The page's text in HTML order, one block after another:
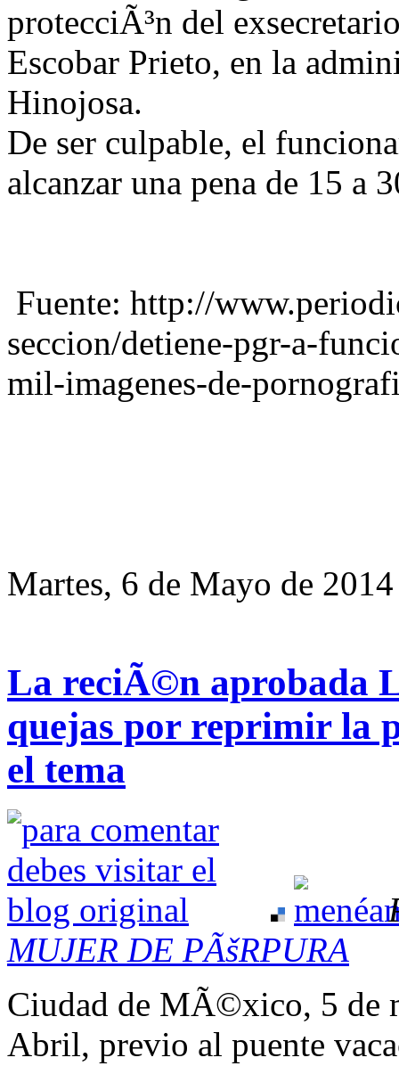
protecciÃ³n del
Escobar Prieto, en la
Hinojosa.
De ser culpable, el
alcanzar una pena de 15 a
Fuente: http://
seccion/detiene-pgr-a-
mil-imagenes-de-
Martes, 6 de Mayo de 2014
La reciÃ©n aprobada
quejas por reprimir la
el tema
MUJER DE PÃšRPURA
Ciudad de MÃ©xico, 5 de
Abril, previo al puente